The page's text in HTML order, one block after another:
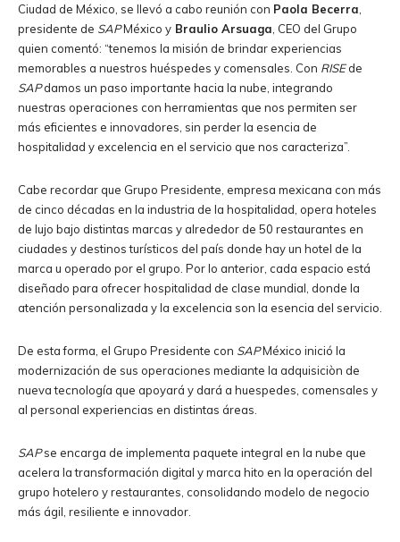
Ciudad de México, se llevó a cabo reunión con Paola Becerra
presidente de SAPMéxico y Braulio Arsuaga , CEO del Grupo
quien comentó: “tenemos la misión de brindar experiencias
memorables a nuestros huéspedes y comensales. Con RISEde
SAPdamos un paso importante hacia la nube, integrando
nuestras operaciones con herramientas que nos permiten ser
más eficientes e innovadores, sin perder la esencia de
hospitalidad y excelencia en el servicio que nos caracteriza”.
Cabe recordar que Grupo Presidente, empresa mexicana con más
de cinco décadas en la industria de la hospitalidad, opera hoteles
de lujo bajo distintas marcas y alrededor de 50 restaurantes en
ciudades y destinos turísticos del país donde hay un hotel de la
marca u operado por el grupo. Por lo anterior, cada espacio está
diseñado para ofrecer hospitalidad de clase mundial, donde la
atención personalizada y la excelencia son la esencia del servicio.
De esta forma, el Grupo Presidente con SAPMéxico inició la
modernización de sus operaciones mediante la adquisiciòn de
nueva tecnología que apoyará y dará a huespedes, comensales y
al personal experiencias en distintas áreas.
SAPse encarga de implementa paquete integral en la nube que
acelera la transformación digital y marca hito en la operación del
grupo hotelero y restaurantes, consolidando modelo de negocio
más ágil, resiliente e innovador.